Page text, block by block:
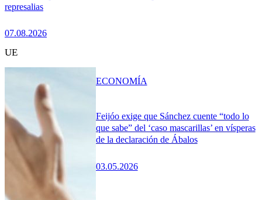
represalias
07.08.2026
UE
Feijóo exige que Sánchez cuente “todo lo
que sabe” del ‘caso mascarillas’ en vísperas
de la declaración de Ábalos
03.05.2026
ECONOMÍA